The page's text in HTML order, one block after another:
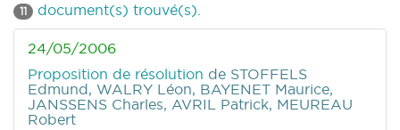
11 document(s) trouvé(s).
24/05/2006
Proposition de résolution de STOFFELS
Edmund, WALRY Léon, BAYENET Maurice,
JANSSENS Charles, AVRIL Patrick, MEUREAU
Robert